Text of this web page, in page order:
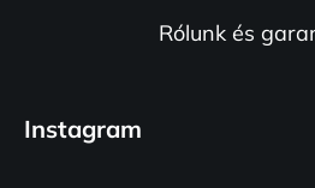
Rólunk és
Instagram